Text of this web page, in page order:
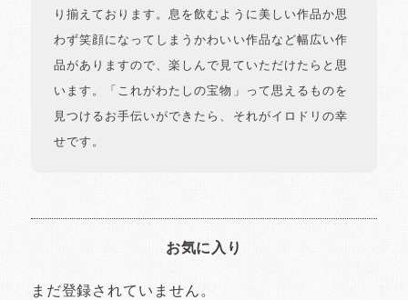
り揃えております。息を飲むように美しい作品か思
わず笑顔になってしまうかわいい作品など幅広い作
品がありますので、楽しんで見ていただけたらと思
います。「これがわたしの宝物」って思えるものを
見つけるお手伝いができたら、それがイロドリの幸
せです。
お気に入り
まだ登録されていません。